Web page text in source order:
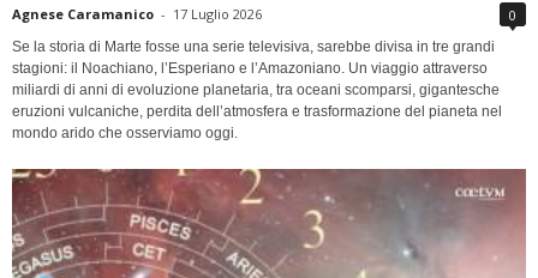
Agnese Caramanico - 17 Luglio 2026 0
Se la storia di Marte fosse una serie televisiva, sarebbe divisa in tre grandi
stagioni: il Noachiano, l’Esperiano e l’Amazoniano. Un viaggio attraverso
miliardi di anni di evoluzione planetaria, tra oceani scomparsi, gigantesche
eruzioni vulcaniche, perdita dell’atmosfera e trasformazione del pianeta nel
mondo arido che osserviamo oggi.